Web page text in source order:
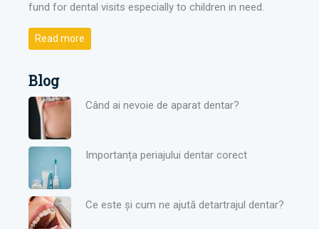
fund for dental visits especially to children in need.
Read more
Blog
Când ai nevoie de aparat dentar?
Importanța periajului dentar corect
Ce este și cum ne ajută detartrajul dentar?